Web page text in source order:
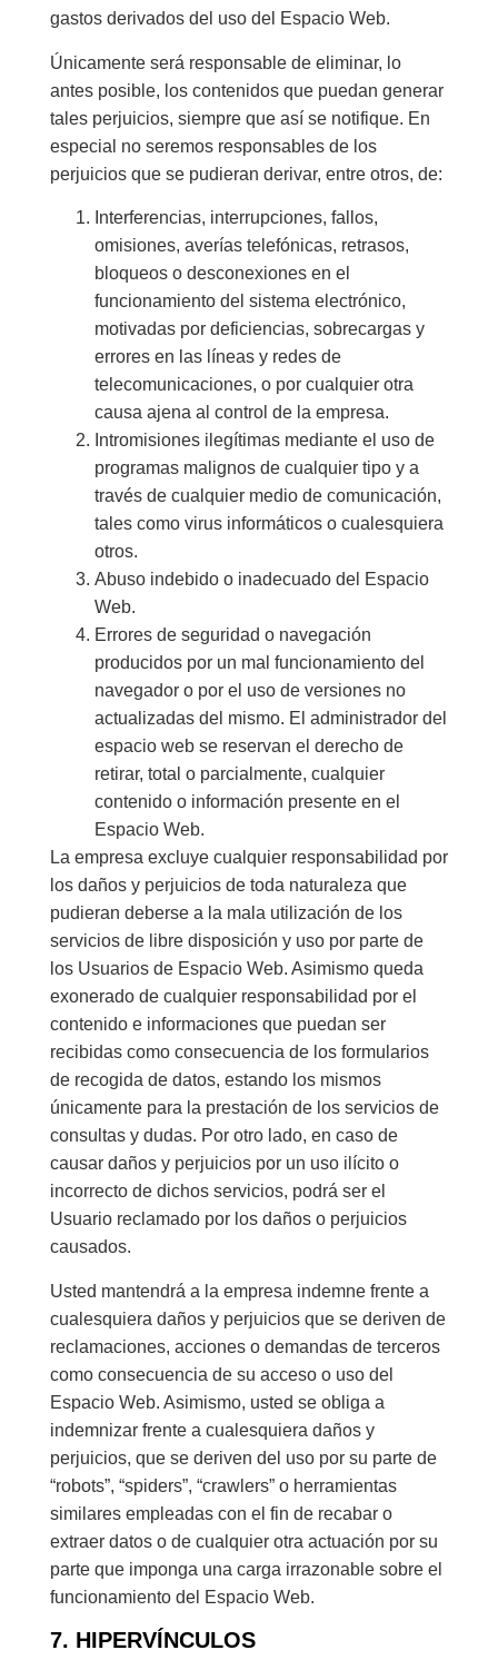
gastos derivados del uso del Espacio Web.
Únicamente será responsable de eliminar, lo
antes posible, los contenidos que puedan generar
tales perjuicios, siempre que así se notifique. En
especial no seremos responsables de los
perjuicios que se pudieran derivar, entre otros, de:
Interferencias, interrupciones, fallos,
omisiones, averías telefónicas, retrasos,
bloqueos o desconexiones en el
funcionamiento del sistema electrónico,
motivadas por deficiencias, sobrecargas y
errores en las líneas y redes de
telecomunicaciones, o por cualquier otra
causa ajena al control de la empresa.
Intromisiones ilegítimas mediante el uso de
programas malignos de cualquier tipo y a
través de cualquier medio de comunicación,
tales como virus informáticos o cualesquiera
otros.
Abuso indebido o inadecuado del Espacio
Web.
Errores de seguridad o navegación
producidos por un mal funcionamiento del
navegador o por el uso de versiones no
actualizadas del mismo. El administrador del
espacio web se reservan el derecho de
retirar, total o parcialmente, cualquier
contenido o información presente en el
Espacio Web.
La empresa excluye cualquier responsabilidad por
los daños y perjuicios de toda naturaleza que
pudieran deberse a la mala utilización de los
servicios de libre disposición y uso por parte de
los Usuarios de Espacio Web. Asimismo queda
exonerado de cualquier responsabilidad por el
contenido e informaciones que puedan ser
recibidas como consecuencia de los formularios
de recogida de datos, estando los mismos
únicamente para la prestación de los servicios de
consultas y dudas. Por otro lado, en caso de
causar daños y perjuicios por un uso ilícito o
incorrecto de dichos servicios, podrá ser el
Usuario reclamado por los daños o perjuicios
causados.
Usted mantendrá a la empresa indemne frente a
cualesquiera daños y perjuicios que se deriven de
reclamaciones, acciones o demandas de terceros
como consecuencia de su acceso o uso del
Espacio Web. Asimismo, usted se obliga a
indemnizar frente a cualesquiera daños y
perjuicios, que se deriven del uso por su parte de
“robots”, “spiders”, “crawlers” o herramientas
similares empleadas con el fin de recabar o
extraer datos o de cualquier otra actuación por su
parte que imponga una carga irrazonable sobre el
funcionamiento del Espacio Web.
7. HIPERVÍNCULOS